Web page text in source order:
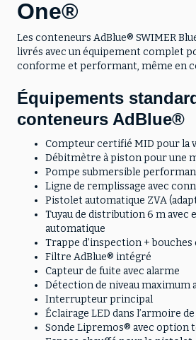
One®
Les conteneurs AdBlue® SWIMER
livrés avec un équipement complet
conforme et performant, même en
Équipements
conteneurs AdBlue®
Compteur certifié MID pour la
Débitmètre à piston pour une
Pompe submersible
Ligne de remplissage avec
Pistolet automatique ZVA
Tuyau de distribution 6 m avec
automatique
Trappe d’inspection + bouches
Filtre AdBlue® intégré
Capteur de fuite avec alarme
Détection de niveau maximum
Interrupteur principal
Éclairage LED dans l’armoire
Sonde Lipremos® avec option